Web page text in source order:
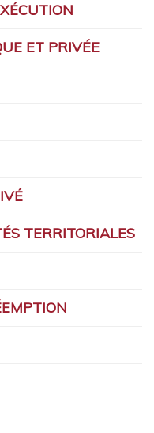
ET PRIVÉE
TERRITORIALES